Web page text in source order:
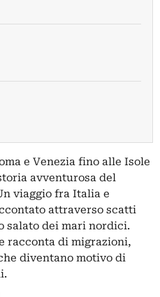
e Venezia fino alle Isole
avventurosa del
viaggio fra Italia e
attraverso scatti
salato dei mari nordici.
racconta di migrazioni,
diventano motivo di